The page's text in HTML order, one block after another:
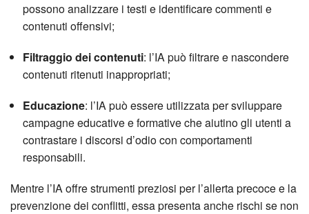
possono analizzare i testi e identificare commenti e
contenuti offensivi;
Filtraggio dei contenuti: l’IA può filtrare e nascondere
contenuti ritenuti inappropriati;
Educazione: l’IA può essere utilizzata per sviluppare
campagne educative e formative che aiutino gli utenti a
contrastare i discorsi d’odio con comportamenti
responsabili.
Mentre l’IA offre strumenti preziosi per l’allerta precoce e la
prevenzione dei conflitti, essa presenta anche rischi se non